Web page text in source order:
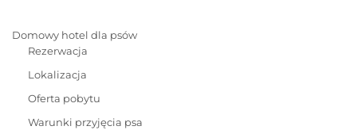
Domowy hotel dla psów
Rezerwacja
Lokalizacja
Oferta pobytu
Warunki przyjęcia psa